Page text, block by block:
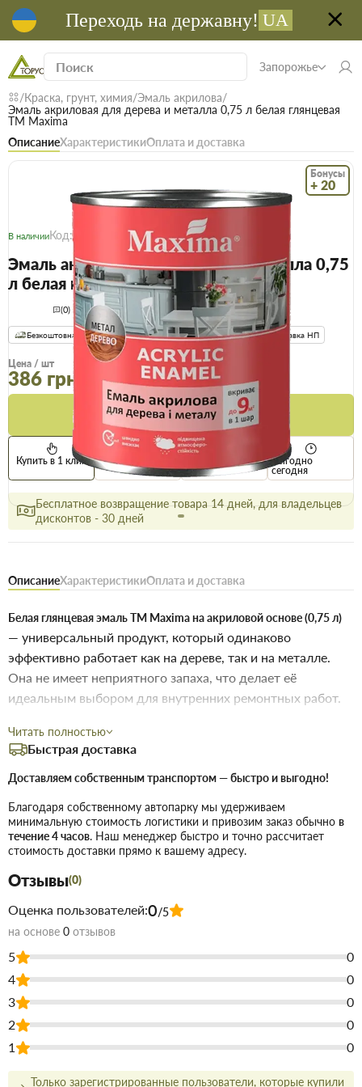
Переходь на державну! UA
Запорожье
Краска, грунт, химия Эмаль акрилова
Эмаль акриловая для дерева и металла 0,75 л белая глянцевая
ТМ Maxima
ОписаниеХарактеристикиОплата и доставка
Бонусы
+ 20
В наличииКод: 24639
Эмаль акриловая для дерева и металла 0,75
л белая глянцевая ТМ Maxima
(0)
Безкоштовна доставка! Від 15000 грн єВідновлення Доставка НП
Цена / шт
386 грн
Опт
374.5 грн
Купить
Купить в 1 клик Нашли дешевле
Выгодно
сегодня
Бесплатное возвращение товара 14 дней, для владельцев
дисконтов - 30 дней
ОписаниеХарактеристикиОплата и доставка
Белая глянцевая эмаль TM Maxima на акриловой основе (0,75 л)
— универсальный продукт, который одинаково
эффективно работает как на дереве, так и на металле.
Она не имеет неприятного запаха, что делает её
идеальным выбором для внутренних ремонтных работ.
Технические данные:
временем.
Инструмент:Кисть с синтетическим ворсом,
велюровый валик или краскопульт.
Разбавитель:Вода (не более 10%).
очищенной от пыли, жира и старой отслоившейся
краски.
Для всех типов поверхностей внутри и снаружи зданий.
Широко применяется для покраски школьной и
домашней мебели, садовой архитектуры, кованых
изделий (после грунтования) и деревянных элементов
декора.
Читать полностью
Быстрая доставка
Доставляем собственным транспортом — быстро и выгодно!
Благодаря собственному автопарку мы удерживаем
минимальную стоимость логистики и привозим заказ обычно в
течение 4 часов. Наш менеджер быстро и точно рассчитает
стоимость доставки прямо к вашему адресу.
Отзывы(0)
Оценка пользователей:0/5
на основе 0 отзывов
5
0
4
0
3
0
2
0
1
0
Только зарегистрированные пользователи, которые купили